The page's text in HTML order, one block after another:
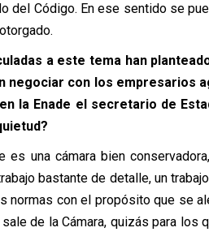
del Código. En ese sentido se
a este tema han
negociar con los empresarios
la Enade el secretario de
es una cámara bien
bastante de detalle, un
normas con el propósito que se
de la Cámara, quizás para los